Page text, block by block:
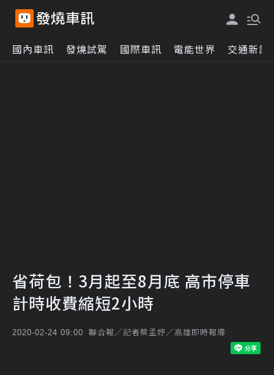
國內車訊 發燒試駕 國際車訊 電能世界 交通新訊
省荷包！3月起至8月底 高市停車
計時收費縮短2小時
2020-02-24 09:00 聯合報／記者蔡孟妤／高雄即時報導